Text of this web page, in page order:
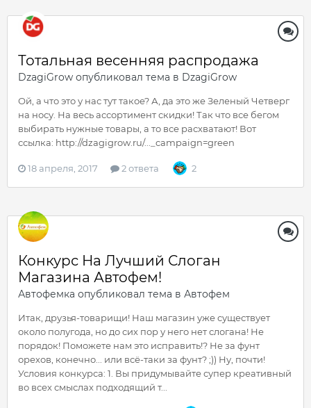
Тотальная весенняя распродажа
DzagiGrow опубликовал тема в DzagiGrow
Ой, а что это у нас тут такое? А, да это же Зеленый Четверг
на носу. На весь ассортимент скидки! Так что все бегом
выбирать нужные товары, а то все расхватают! Вот
ссылка: http://dzagigrow.ru/..._campaign=green
18 апреля, 2017 2 ответа 2
Конкурс На Лучший Слоган
Магазина Автофем!
Автофемка опубликовал тема в Автофем
Итак, друзья-товарищи! Наш магазин уже существует
около полугода, но до сих пор у него нет слогана! Не
порядок! Поможете нам это исправить!? Не за фунт
орехов, конечно... или всё-таки за фунт? ;)) Ну, почти!
Условия конкурса: 1. Вы придумывайте супер креативный
во всех смыслах подходящий т...